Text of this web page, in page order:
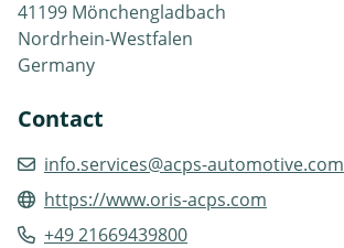
41199 Mönchengladbach
Nordrhein-Westfalen
Germany
Contact
info.services@acps-automotive.com
https://www.oris-acps.com
+49 21669439800